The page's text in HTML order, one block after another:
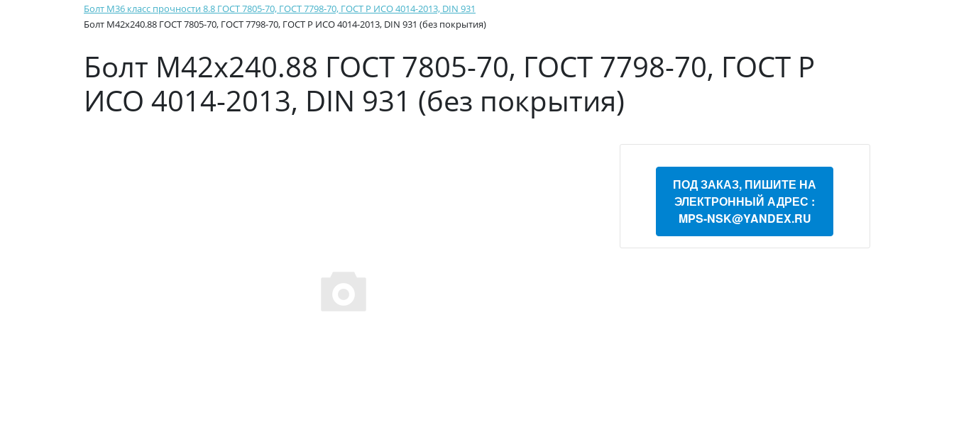
Болт М36 класс прочности 8.8 ГОСТ 7805-70, ГОСТ 7798-70, ГОСТ Р ИСО 4014-2013, DIN 931
Болт М42х240.88 ГОСТ 7805-70, ГОСТ 7798-70, ГОСТ Р ИСО 4014-2013, DIN 931 (без покрытия)
Болт М42х240.88 ГОСТ 7805-70, ГОСТ 7798-70, ГОСТ Р
ИСО 4014-2013, DIN 931 (без покрытия)
ПОД ЗАКАЗ, ПИШИТЕ НА
ЭЛЕКТРОННЫЙ АДРЕС :
MPS-NSK@YANDEX.RU